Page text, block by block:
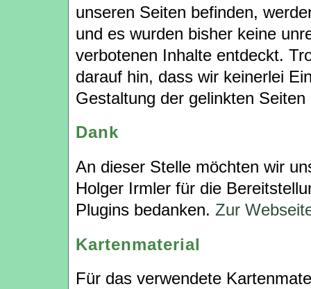
unseren Seiten befinden,
und es wurden bisher keine
verbotenen Inhalte entdeckt.
darauf hin, dass wir keinerlei
Gestaltung der gelinkten Seiten
Dank
An dieser Stelle möchten wir
Holger Irmler für die
Plugins bedanken. Zur
Kartenmaterial
Für das verwendete